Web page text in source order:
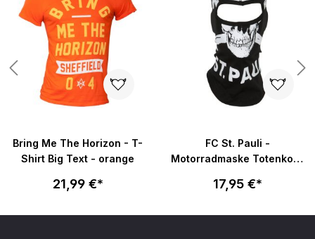
Bring Me The Horizon - T-
Shirt Big Text - orange
21,99 €*
FC St. Pauli -
Motorradmaske Totenkopf
17,95 €*